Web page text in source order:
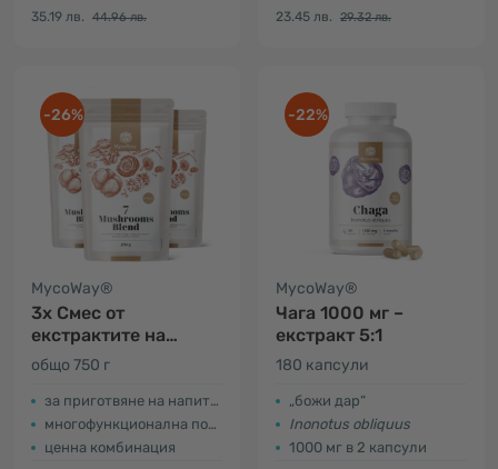
35.19 лв.
44.96 лв.
23.45 лв.
29.32 лв.
-26%
MycoWay®
3x Смес от
екстрактите на
седем гъби на прах
общо 750 г
за приготвяне на напитка или чай
многофункционална подкрепа за организма
ценна комбинация
-22%
MycoWay®
Чага 1000 мг –
екстракт 5:1
180 капсули
„божи дар“
Inonotus obliquus
1000 мг в 2 капсули